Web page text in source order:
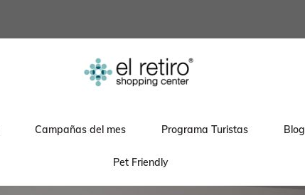
Campañas del mes Programa Turistas Blog
Pet Friendly